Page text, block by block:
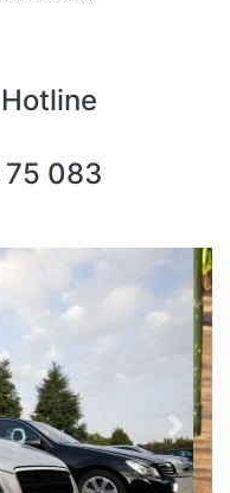
75 083
Next